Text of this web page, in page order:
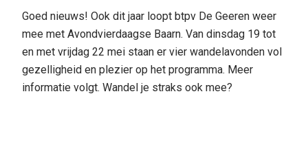
Goed nieuws! Ook dit jaar loopt btpv De Geeren weer
mee met Avondvierdaagse Baarn. Van dinsdag 19 tot
en met vrijdag 22 mei staan er vier wandelavonden vol
gezelligheid en plezier op het programma. Meer
informatie volgt. Wandel je straks ook mee?